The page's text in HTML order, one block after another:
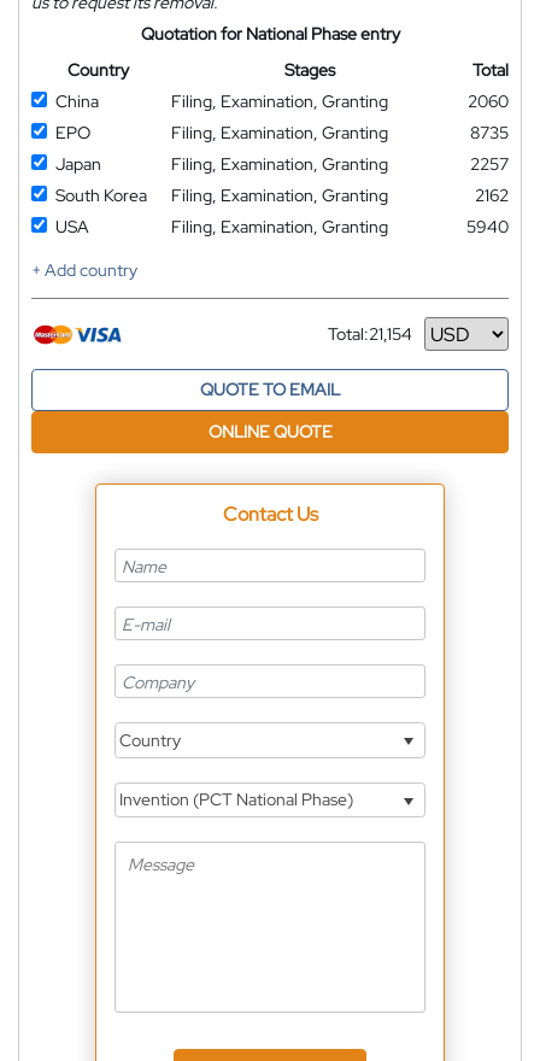
Quotation for National Phase entry
Country
Stages
Total
China
Filing, Examination, Granting
2060
EPO
Filing, Examination, Granting
8735
Japan
Filing, Examination, Granting
2257
South Korea
Filing, Examination, Granting
2162
USA
Filing, Examination, Granting
5940
+ Add country
Total:21,154
Currency
QUOTE TO EMAIL
ONLINE QUOTE
Contact Us
Country
Invention (PCT National Phase)